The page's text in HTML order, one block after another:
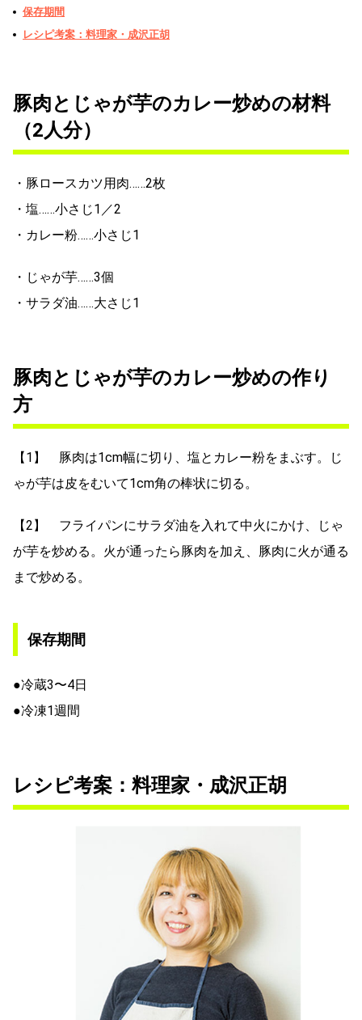
保存期間
レシピ考案：料理家・成沢正胡
豚肉とじゃが芋のカレー炒めの材料
（2人分）
・豚ロースカツ用肉……2枚
・塩……小さじ1／2
・カレー粉……小さじ1
・じゃが芋……3個
・サラダ油……大さじ1
豚肉とじゃが芋のカレー炒めの作り
方
【1】 豚肉は1cm幅に切り、塩とカレー粉をまぶす。じ
ゃが芋は皮をむいて1cm角の棒状に切る。
【2】 フライパンにサラダ油を入れて中火にかけ、じゃ
が芋を炒める。火が通ったら豚肉を加え、豚肉に火が通る
まで炒める。
保存期間
●冷蔵3〜4日
●冷凍1週間
レシピ考案：料理家・成沢正胡